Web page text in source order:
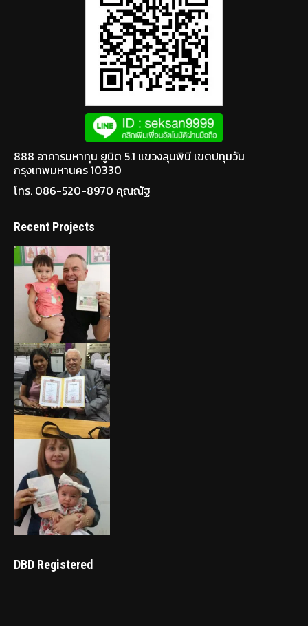
888 อาคารมหาทุน ยูนิต 5.1 แขวงลุมพินี เขตปทุมวัน
กรุงเทพมหานคร 10330
โทร. 086-520-8970 คุณณัฐ
Recent Projects
DBD Registered